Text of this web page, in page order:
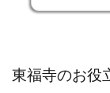
東福寺のお役